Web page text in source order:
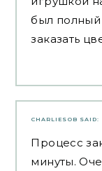
был полный
заказать
CHARLIESOB SAID:
Процесс
минуты.